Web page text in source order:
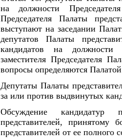
на должности
Председателя Палаты
выступают на заседании
депутатов Палаты
кандидатов на должности
заместителя Председателя
вопросы определяются
Депутаты Палаты
за или против выдвинутых
Обсуждение
представителей, принятому
представителей от ее полного